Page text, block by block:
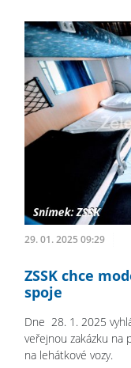
29. 01. 2025 09:29
ZSSK chce
spoje
Dne 28. 1. 2025
veřejnou zakázku na
na lehátkové vozy.